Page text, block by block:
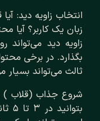
انتخاب زاویه دید:
زبان یک کاربر؟ آیا
زاویه دید می‌تواند
بگذارد. در برخی
ثالث می‌تواند بسیار
شروع جذاب (قلاب )